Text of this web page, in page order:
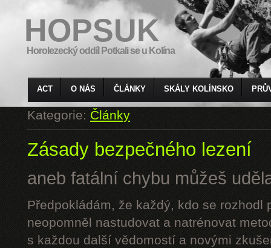
HOPSUK
Horolezecký oddíl Potkali se u Kolína
ACT O NÁS ČLÁNKY SKÁLY KOLÍNSKO
Kategorie:Články
Zásady bezpečného lezení
aneb fatální chybu můžeš
Předpokládám, že každý, kdo se rozhodl
neopomněl nastudovat a natrénovat
s každou další vědomostí a novými